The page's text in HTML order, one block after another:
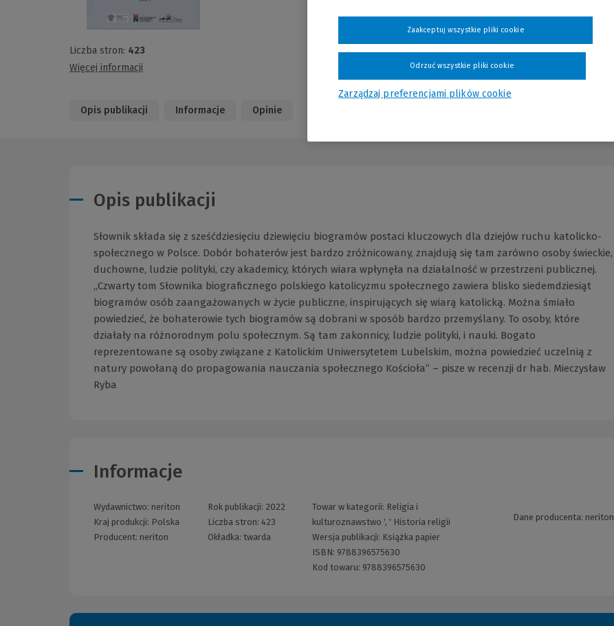
Liczba stron: 423
Więcej informacji
Opis publikacji Informacje Opinie
Opis publikacji
Słownik składa się z sześćdziesięciu dziewięciu biogramów postaci kluczowych dla dziejów ruchu katolicko-
społecznego w Polsce. Dobór bohaterów jest bardzo zróżnicowany, znajdują się tam zarówno osoby świeckie,
duchowne, ludzie polityki, czy akademicy, których wiara wpłynęła na działalność w przestrzeni publicznej.
„Czwarty tom Słownika biograficznego polskiego katolicyzmu społecznego zawiera blisko siedemdziesiąt
biogramów osób zaangażowanych w życie publiczne, inspirujących się wiarą katolicką. Można śmiało
powiedzieć, że bohaterowie tych biogramów są dobrani w sposób bardzo przemyślany. To osoby, które
działały na różnorodnym polu społecznym. Są tam zakonnicy, ludzie polityki, i nauki. Bogato
reprezentowane są osoby związane z Katolickim Uniwersytetem Lubelskim, można powiedzieć uczelnią z
natury powołaną do propagowania nauczania społecznego Kościoła” – pisze w recenzji dr hab. Mieczysław
Ryba
Informacje
Wydawnictwo: neriton
Kraj produkcji: Polska
Producent: neriton
Rok publikacji: 2022
Liczba stron: 423
Okładka: twarda
Towar w kategorii: Religia i
kulturoznawstwo ', ' Historia religii
Wersja publikacji: Książka papier
ISBN: 9788396575630
Kod towaru: 9788396575630
Dane producenta: neriton
Zarządzaj preferencjami plików cookie
Odrzuć wszystkie pliki cookie
Zaakceptuj wszystkie pliki cookie